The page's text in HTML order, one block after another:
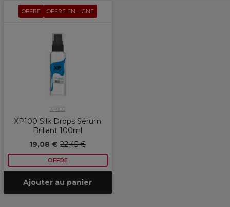
OFFRE OFFRE EN LIGNE
XP100
XP100 Silk Drops Sérum
Brillant 100ml
19,08 € 22,45 €
OFFRE
Ajouter au panier